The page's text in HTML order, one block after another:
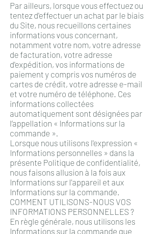
Par ailleurs, lorsque vous effectuez ou
tentez d'effectuer un achat par le biais
du Site, nous recueillons certaines
informations vous concernant,
notamment votre nom, votre adresse
de facturation, votre adresse
d'expédition, vos informations de
paiement y compris vos numéros de
cartes de crédit, votre adresse e-mail
et votre numéro de téléphone. Ces
informations collectées
automatiquement sont désignées par
l’appellation « Informations sur la
commande ».
Lorsque nous utilisons l'expression «
Informations personnelles » dans la
présente Politique de confidentialité,
nous faisons allusion à la fois aux
Informations sur l'appareil et aux
Informations sur la commande.
COMMENT UTILISONS-NOUS VOS
INFORMATIONS PERSONNELLES ?
En règle générale, nous utilisons les
Informations sur la commande que